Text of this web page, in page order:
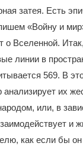
затея. Есть
«Войну и
о Вселенной.
линии в
569. В
анализирует их
или, в
и
как если бы